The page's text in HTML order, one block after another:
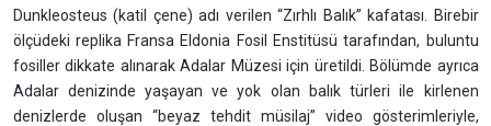
Dunkleosteus (katil çene) adı verilen “Zırhlı Balık” kafatası. Birebir
ölçüdeki replika Fransa Eldonia Fosil Enstitüsü tarafından, buluntu
fosiller dikkate alınarak Adalar Müzesi için üretildi. Bölümde ayrıca
Adalar denizinde yaşayan ve yok olan balık türleri ile kirlenen
denizlerde oluşan “beyaz tehdit müsilaj” video gösterimleriyle,